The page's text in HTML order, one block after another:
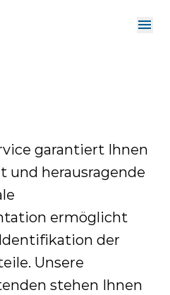
garantiert Ihnen
und herausragende
ermöglicht
der
Unsere
stehen Ihnen